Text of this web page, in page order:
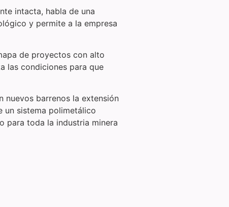
intacta, habla de una
y permite a la empresa
de proyectos con alto
las condiciones para que
nuevos barrenos la extensión
un sistema polimetálico
para toda la industria minera